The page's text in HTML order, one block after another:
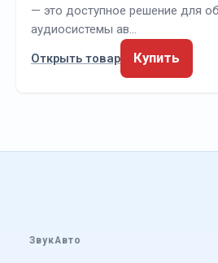
— это доступное решение для
аудиосистемы ав…
Открыть товар
Купить
ЗвукАвто